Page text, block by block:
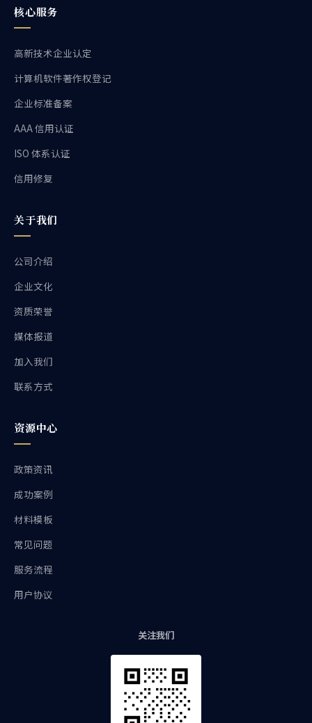
核心服务
高新技术企业认定
计算机软件著作权登记
企业标准备案
AAA 信用认证
ISO 体系认证
信用修复
关于我们
公司介绍
企业文化
资质荣誉
媒体报道
加入我们
联系方式
资源中心
政策资讯
成功案例
材料模板
常见问题
服务流程
用户协议
关注我们